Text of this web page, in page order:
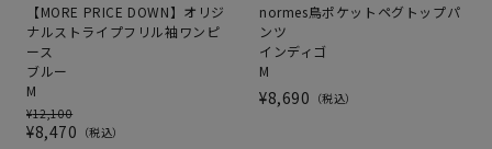
【MORE PRICE DOWN】オリジ
ナルストライプフリル袖ワンピ
ース
ブルー
M
¥12,100
¥8,470 税込
normes鳥ポケットペグトップパ
ンツ
インディゴ
M
¥8,690 税込